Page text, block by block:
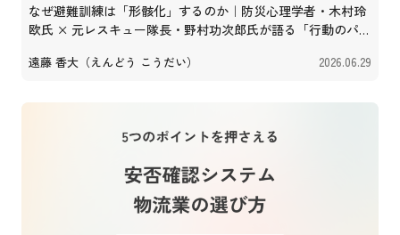
なぜ避難訓練は「形骸化」するのか｜防災心理学者・木村玲
欧氏 × 元レスキュー隊長・野村功次郎氏が語る「行動のパッ
遠藤 香大（えんどう こうだい） 2026.06.29